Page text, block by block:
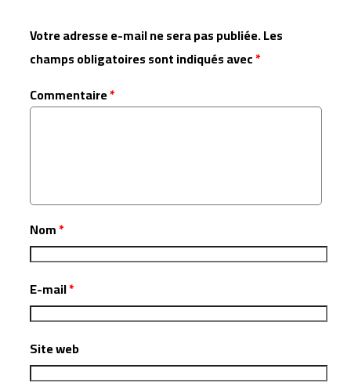
Votre adresse e-mail ne sera pas publiée.Les
champs obligatoires sont indiqués avec*
Commentaire*
Nom*
E-mail*
Site web